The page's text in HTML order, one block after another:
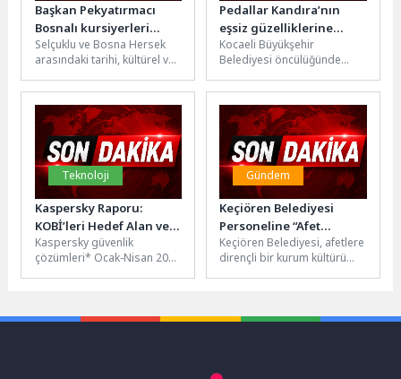
Başkan Pekyatırmacı
Bosnalı kursiyerleri
ağırladı
Selçuklu ve Bosna Hersek
arasındaki tarihi, kültürel ve
ziyaretler ve işbirlikleri ile...
Pedallar Kandıra’nın
eşsiz güzelliklerine
çevrilecek
Kocaeli Büyükşehir
Belediyesi öncülüğünde
Kocaeli Turizm ve Bisiklet
Festivali” için hazırlıklar
sürüyor....
Teknoloji
Kaspersky Raporu:
KOBİ’leri Hedef Alan ve
Yapay Zekâ Servisi Süsü
Verilen Kötü Amaçlı
Yazılım Saldırıları
Kaspersky güvenlik
çözümleri* Ocak-Nisan 2026
fazla...
Gündem
Keçiören Belediyesi
Personeline “Afet
Farkındalık ve Yangınla
Mücadele Eğitimi”
Keçiören Belediyesi, afetlere
dirençli bir kurum kültürü